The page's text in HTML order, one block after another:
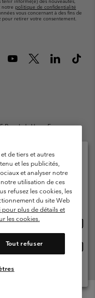
informé(e) des nouveautés,
notre politique de confidentialité
vous concernant à des fins de
pour retirer votre consentement.
Rue de la Haye, Espace
l'utilisateur
Impressum
à 18h
de tiers et autres
et les publicités,
et analyser notre
utilisation de ces
refusez les cookies, les
du site Web
pour plus de détails et
les cookies.
Tout refuser
d’expédition et
disponibles
ligne